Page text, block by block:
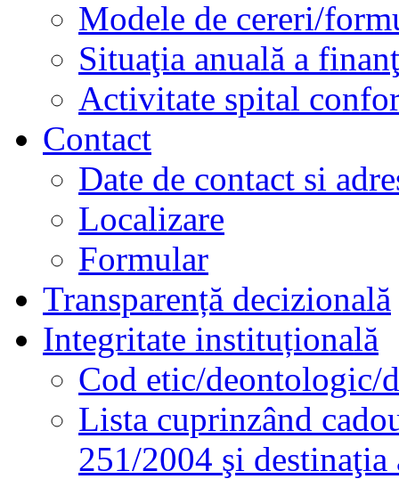
Modele de cereri/
Situaţia anuală a
Activitate spital
Contact
Date de contact si
Localizare
Formular
Transparență decizională
Integritate instituțională
Cod etic/deontologic/
Lista cuprinzând
251/2004 şi destinaţia